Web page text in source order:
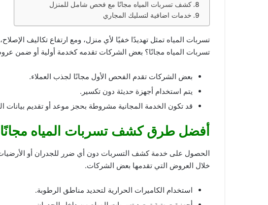
كشف تسربات المياه مجانًا مع فحص شامل للمنزل
خدمات اضافية لتسليك المجاري
تسربات المياه تمثل تهديدًا خفيًا لأي منزل، ومع ارتفاع تكاليف
تسربات المياه مجانًا؟ بعض الشركات تقدمه كخدمة أولية أو ضمن
بعض الشركات تقدم الفحص الأول مجانًا لجذب العملاء.
يتم استخدام أجهزة حديثة دون تكسير.
قد تكون الخدمة المجانية مشروطة بحجز موعد أو تقديم بيانات
أفضل طرق كشف تسربات المياه
الحصول على خدمة كشف التسربات دون أي ضرر للجدران أو الأرضيات
خلال العروض التي تقدمها بعض الشركات.
استخدام الكاميرات الحرارية لتحديد مناطق الرطوبة.